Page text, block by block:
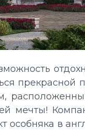
мечты!
особняка в